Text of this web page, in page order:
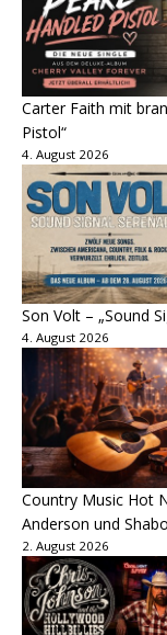
Carter Faith mit
Pistol“
4. August 2026
Son Volt – „Sound
4. August 2026
Country Music Hot
Anderson und
2. August 2026